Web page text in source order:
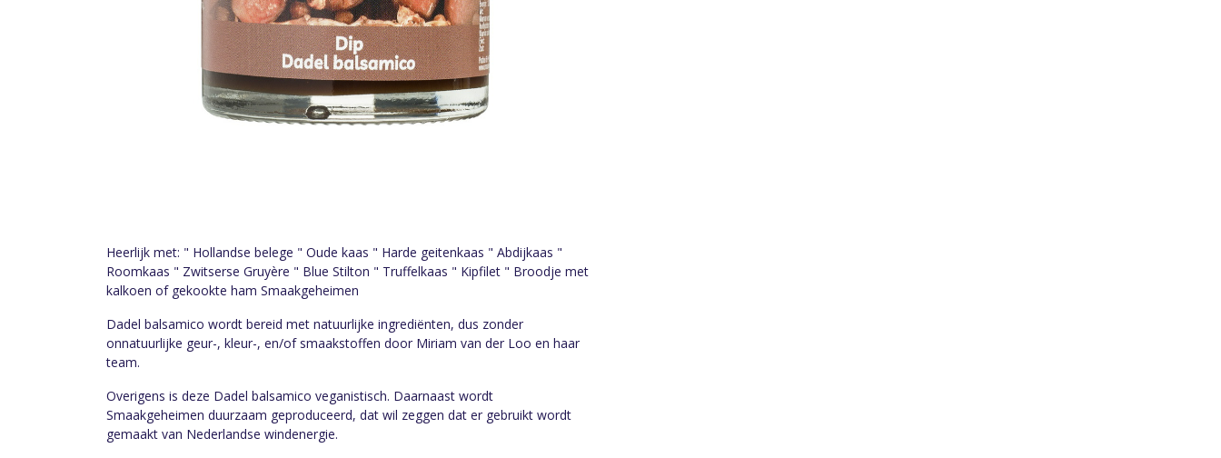
Heerlijk met: " Hollandse belege " Oude kaas " Harde geitenkaas " Abdijkaas "
Roomkaas " Zwitserse Gruyère " Blue Stilton " Truffelkaas " Kipfilet " Broodje met
kalkoen of gekookte ham Smaakgeheimen
Dadel balsamico wordt bereid met natuurlijke ingrediënten, dus zonder
onnatuurlijke geur-, kleur-, en/of smaakstoffen door Miriam van der Loo en haar
team.
Overigens is deze Dadel balsamico veganistisch. Daarnaast wordt
Smaakgeheimen duurzaam geproduceerd, dat wil zeggen dat er gebruikt wordt
gemaakt van Nederlandse windenergie.